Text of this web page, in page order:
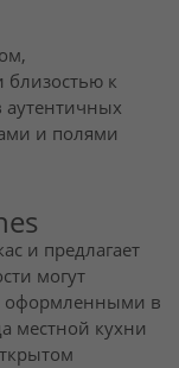
к
аутентичных
и полями
и предлагает
могут
оформленными в
местной кухни